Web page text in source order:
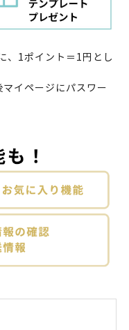
、1ポイント＝1円とし
マイページ にパスワー